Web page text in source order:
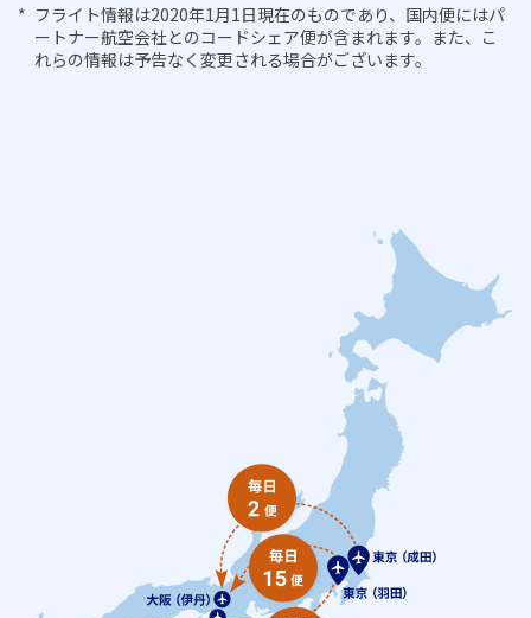
フライト情報は2020年1月1日現在のものであり、国内便にはパ
ートナー航空会社とのコードシェア便が含まれます。また、こ
れらの情報は予告なく変更される場合がございます。